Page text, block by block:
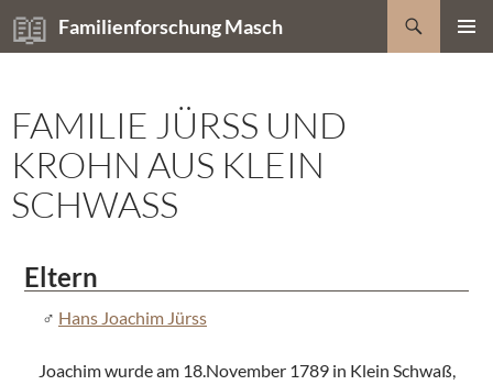
Zum
Inhalt
Familienforschung Masch
Suchen
FAMILIE JÜRSS UND
KROHN AUS KLEIN
SCHWASS
Eltern
Hans Joachim Jürss
Joachim wurde am 18.November 1789 in Klein Schwaß,